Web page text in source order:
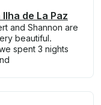
de La Paz
and Shannon are
beautiful.
spent 3 nights